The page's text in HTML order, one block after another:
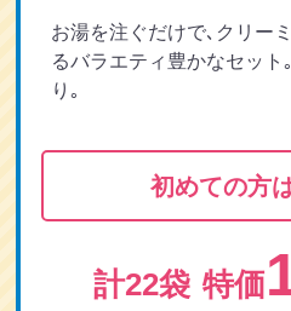
お湯を注ぐだけで､クリー
るバラエティ豊かなセッ
り｡
初めての方
計22袋 特価